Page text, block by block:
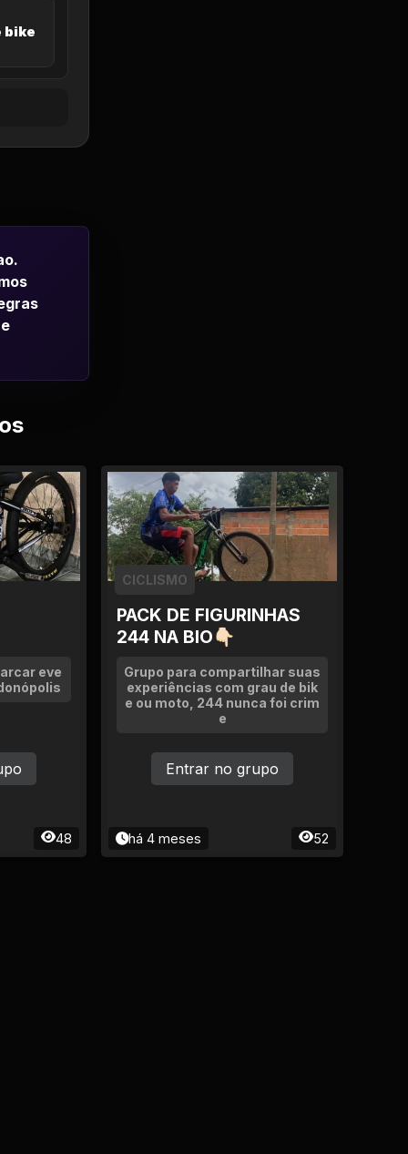
bike
eve
48
PACK DE FIGURINHAS
244 NA BIO👇🏻
CICLISMO
Grupo para compartilhar suas
experiências com grau de bik
e ou moto, 244 nunca foi crim
e
há 4 meses 52
Entrar no grupo